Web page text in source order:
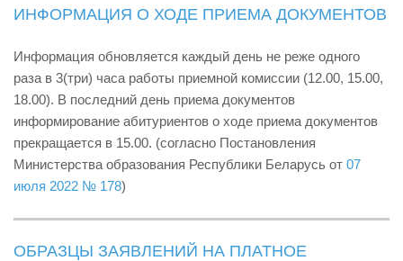
ИНФОРМАЦИЯ О ХОДЕ ПРИЕМА ДОКУМЕНТОВ
Информация обновляется каждый день не реже одного
раза в 3(три) часа работы приемной комиссии (12.00, 15.00,
18.00). В последний день приема документов
информирование абитуриентов о ходе приема документов
прекращается в 15.00. (согласно Постановления
Министерства образования Республики Беларусь от 07
июля 2022 № 178)
ОБРАЗЦЫ ЗАЯВЛЕНИЙ НА ПЛАТНОЕ